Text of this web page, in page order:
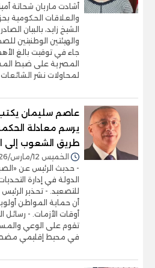
أشادت ماريان شحاتة
والعلاقات الحكومية
الشيخ زايد، بالبيان
والهيئتين الوطنيتين
جاء في توقيت بالغ
المصرية على ضبط
لمحاولات نشر
عاصم سليمان
يرسم معادلة
طريق الشعوب إلى
الخميس 12/مارس/2026 - 12:42 م
- حديث الرئيس عن
الدولة في إدارة
للتصعيد. - تحذير
أن حماية المواطن
أوقات الأزمات. -
تقوم على الوعي
في محيط إقليمي